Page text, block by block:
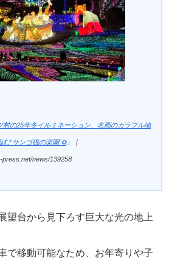
村の25年冬イルミネーション、名画のカラフル地
む“サンゴ礁の楽園”⧉」｜
press.net/news/139258
望台から見下ろす巨大な光の地上
で移動可能なため、お年寄りや子